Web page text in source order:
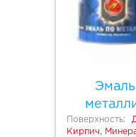
Поверхность:
Кирпич,